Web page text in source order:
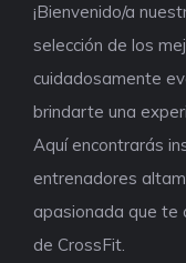
¡Bienvenido/a
selección de los
cuidadosamente
brindarte una
Aquí encontrarás
entrenadores
apasionada que te
de CrossFit.